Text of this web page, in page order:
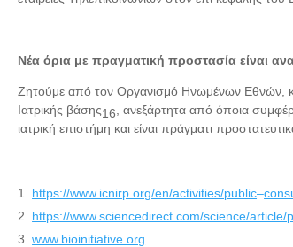
Νέα όρια με πραγματική προστασία είναι
Ζητούμε από τον Οργανισμό Ηνωμένων Εθνών,
Ιατρικής βάσης16 , ανεξάρτητα από όποια
ιατρική επιστήμη και είναι πράγματι
https://www.icnirp.org/en/activities/public–
https://www.sciencedirect.com/science/article/
www.bioinitiative.org